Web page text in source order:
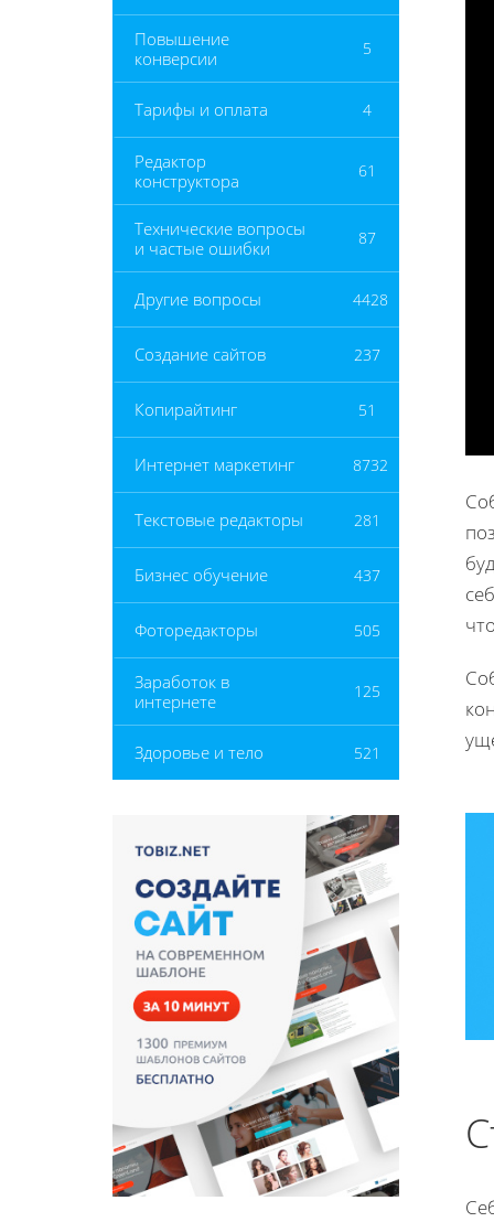
Повышение
конверсии
5
Тарифы и оплата 4
Редактор
конструктора
61
Технические вопросы
и частые ошибки
87
Другие вопросы 4428
Создание сайтов 237
Копирайтинг 51
Интернет маркетинг 8732
Текстовые редакторы 281
Бизнес обучение 437
Фоторедакторы 505
Заработок в
интернете
125
Здоровье и тело 521